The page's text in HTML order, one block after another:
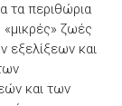
τα περιθώρια
ζωές
εξελίξεων και
και των